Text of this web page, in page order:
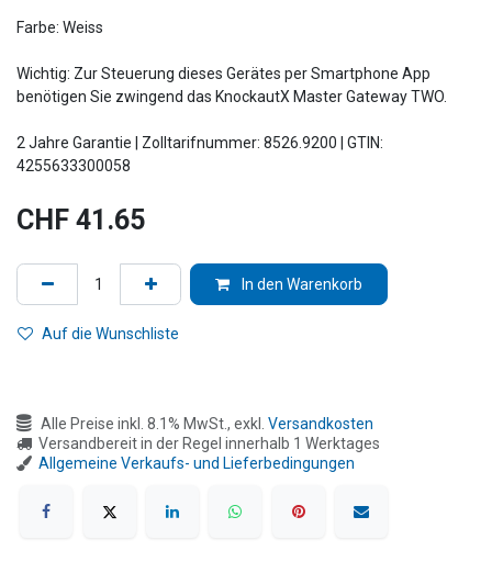
Farbe: Weiss
Wichtig: Zur Steuerung dieses Gerätes per Smartphone App
benötigen Sie zwingend das KnockautX Master Gateway TWO.
2 Jahre Garantie | Zolltarifnummer: 8526.9200 | GTIN:
4255633300058
CHF 41.65
In den Warenkorb
Auf die Wunschliste
Alle Preise inkl. 8.1% MwSt., exkl. Versandkosten
Versandbereit in der Regel innerhalb 1 Werktages
Allgemeine Verkaufs- und Lieferbedingungen